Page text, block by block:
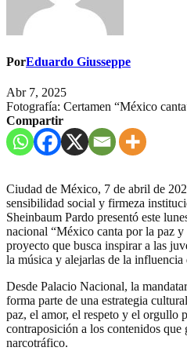
PorEduardo Giusseppe
Abr 7, 2025
Fotografía: Certamen “México
Compartir
Ciudad de México, 7 de abril de
sensibilidad social y firmeza
Sheinbaum Pardo presentó este
nacional “México canta por la paz
proyecto que busca inspirar a las
la música y alejarlas de la
Desde Palacio Nacional, la
forma parte de una estrategia
paz, el amor, el respeto y el orgullo
contraposición a los contenidos
narcotráfico.